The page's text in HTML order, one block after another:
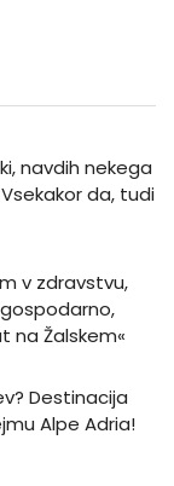
navdih nekega
da, tudi
v zdravstvu,
na Žalskem«
Destinacija
Alpe Adria!